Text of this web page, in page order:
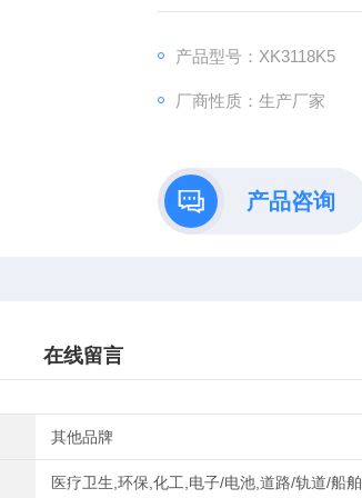
产品型号：XK3118K5
厂商性质：生产厂家
产品咨询
在线留言
其他品牌
医疗卫生,环保,化工,电子/电池,道路/轨道/船舶